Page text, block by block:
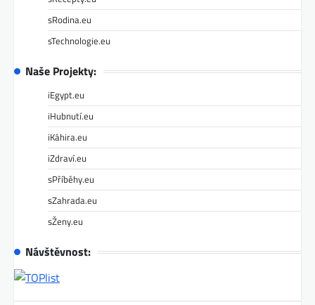
sRodina.eu
sTechnologie.eu
Naše Projekty:
iEgypt.eu
iHubnutí.eu
iKáhira.eu
iZdraví.eu
sPříběhy.eu
sZahrada.eu
sŽeny.eu
Návštěvnost: